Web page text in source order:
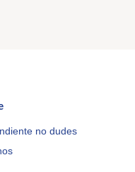
no dudes